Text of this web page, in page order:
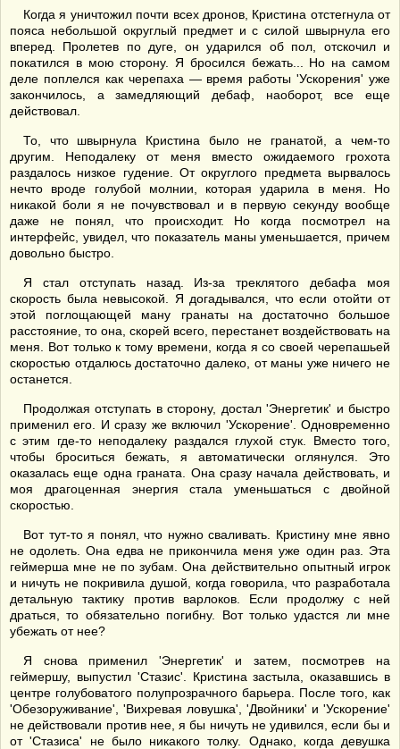
Когда я уничтожил почти всех дронов, Кристина отстегнула от
пояса небольшой округлый предмет и с силой швырнула его
вперед. Пролетев по дуге, он ударился об пол, отскочил и
покатился в мою сторону. Я бросился бежать... Но на самом
деле поплелся как черепаха — время работы 'Ускорения' уже
закончилось, а замедляющий дебаф, наоборот, все еще
действовал.
То, что швырнула Кристина было не гранатой, а чем-то
другим. Неподалеку от меня вместо ожидаемого грохота
раздалось низкое гудение. От округлого предмета вырвалось
нечто вроде голубой молнии, которая ударила в меня. Но
никакой боли я не почувствовал и в первую секунду вообще
даже не понял, что происходит. Но когда посмотрел на
интерфейс, увидел, что показатель маны уменьшается, причем
довольно быстро.
Я стал отступать назад. Из-за треклятого дебафа моя
скорость была невысокой. Я догадывался, что если отойти от
этой поглощающей ману гранаты на достаточно большое
расстояние, то она, скорей всего, перестанет воздействовать на
меня. Вот только к тому времени, когда я со своей черепашьей
скоростью отдалюсь достаточно далеко, от маны уже ничего не
останется.
Продолжая отступать в сторону, достал 'Энергетик' и быстро
применил его. И сразу же включил 'Ускорение'. Одновременно
с этим где-то неподалеку раздался глухой стук. Вместо того,
чтобы броситься бежать, я автоматически оглянулся. Это
оказалась еще одна граната. Она сразу начала действовать, и
моя драгоценная энергия стала уменьшаться с двойной
скоростью.
Вот тут-то я понял, что нужно сваливать. Кристину мне явно
не одолеть. Она едва не прикончила меня уже один раз. Эта
геймерша мне не по зубам. Она действительно опытный игрок
и ничуть не покривила душой, когда говорила, что разработала
детальную тактику против варлоков. Если продолжу с ней
драться, то обязательно погибну. Вот только удастся ли мне
убежать от нее?
Я снова применил 'Энергетик' и затем, посмотрев на
геймершу, выпустил 'Стазис'. Кристина застыла, оказавшись в
центре голубоватого полупрозрачного барьера. После того, как
'Обезоруживание', 'Вихревая ловушка', 'Двойники' и 'Ускорение'
не действовали против нее, я бы ничуть не удивился, если бы и
от 'Стазиса' не было никакого толку. Однако, когда девушка